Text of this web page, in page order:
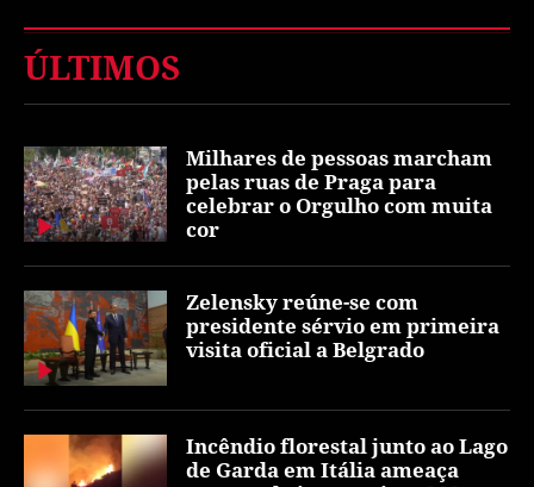
ÚLTIMOS
Milhares de pessoas marcham
pelas ruas de Praga para
celebrar o Orgulho com muita
cor
Zelensky reúne-se com
presidente sérvio em primeira
visita oficial a Belgrado
Incêndio florestal junto ao Lago
de Garda em Itália ameaça